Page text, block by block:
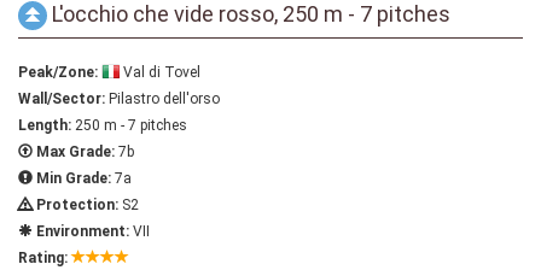
L'occhio che vide rosso, 250 m - 7 pitches
Peak/Zone:
Val di Tovel
Wall/Sector: Pilastro dell'orso
Length: 250 m - 7 pitches
Max Grade: 7b
Min Grade: 7a
Protection: S2
Environment: VII
Rating: